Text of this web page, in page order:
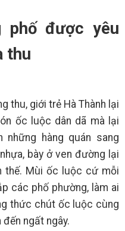
phố được yêu
thu
thu, giới trẻ Hà Thành lại
ốc luộc dân dã mà lại
hàng quán sang
bày ở ven đường lại
thế. Mùi ốc luộc cứ mỗi
các phố phường, làm ai
thức chút ốc luộc cùng
ngất ngây.